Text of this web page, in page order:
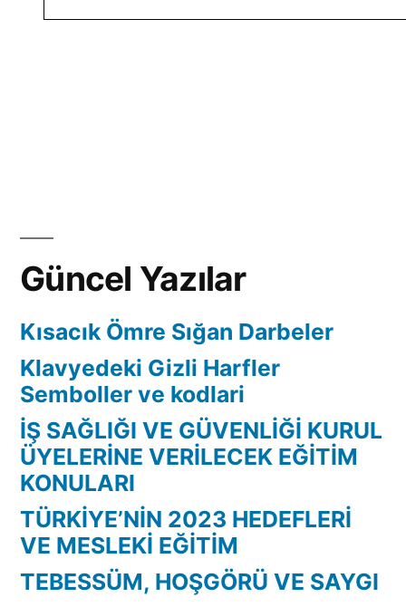
Güncel Yazılar
Kısacık Ömre Sığan Darbeler
Klavyedeki Gizli Harfler
Semboller ve kodlari
İŞ SAĞLIĞI VE GÜVENLİĞİ KURUL
ÜYELERİNE VERİLECEK EĞİTİM
KONULARI
TÜRKİYE’NİN 2023 HEDEFLERİ
VE MESLEKİ EĞİTİM
TEBESSÜM, HOŞGÖRÜ VE SAYGI